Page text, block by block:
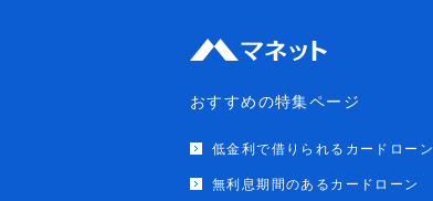
おすすめの特集ページ
低金利で借りられるカードローン
無利息期間のあるカードローン